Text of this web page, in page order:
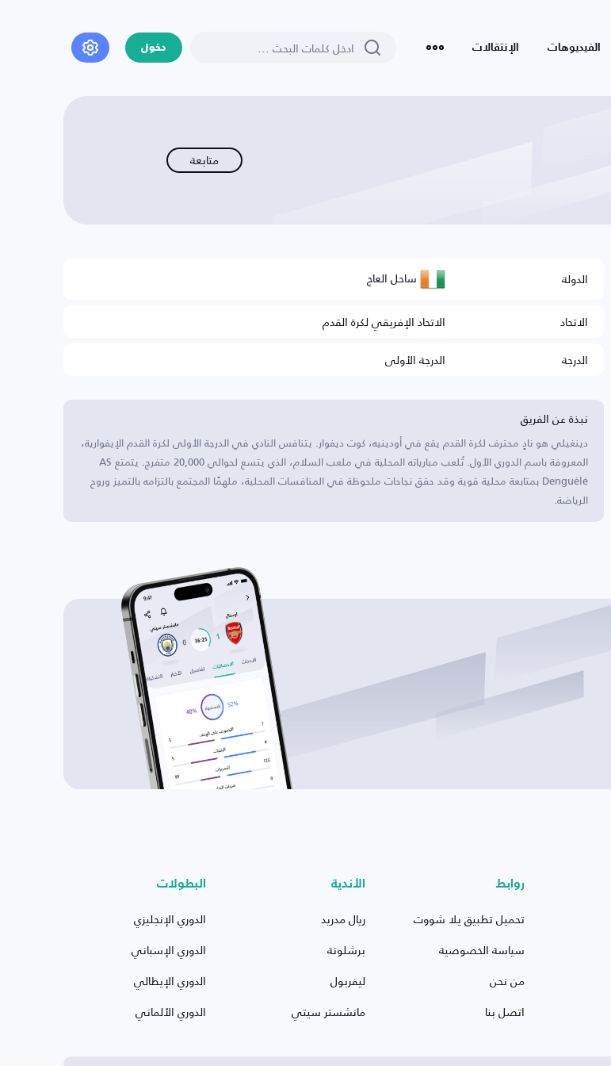
الفيديوهات الإنتقالات دخول
متابعة
الدولة ساحل العاج
الاتحاد
الاتحاد الإفريقي لكرة القدم
الدرجة
الدرجة الأولى
نبذة عن الفريق
دينغيلي هو نادٍ محترف لكرة القدم يقع في أودينيه، كوت ديفوار. يتنافس النادي في الدرجة الأولى لكرة القدم الإيفوارية،
المعروفة باسم الدوري الأول. تُلعب مبارياته المحلية في ملعب السلام، الذي يتسع لحوالي 20,000 متفرج. يتمتع AS
Denguélé بمتابعة محلية قوية وقد حقق نجاحات ملحوظة في المنافسات المحلية، ملهمًا المجتمع بالتزامه بالتميز وروح
الرياضة.
روابط
تحميل تطبيق يلا شووت
سياسة الخصوصية
من نحن
اتصل بنا
الأندية
ريال مدريد
برشلونة
ليفربول
مانشستر سيتي
البطولات
الدوري الإنجليزي
الدوري الإسباني
الدوري الإيطالي
الدوري الألماني